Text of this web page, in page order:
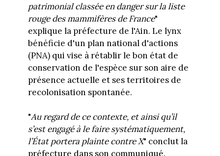
patrimonial classée en danger sur la liste
rouge des mammifères de France"
explique la préfecture de l'Ain. Le lynx
bénéficie d'un plan national d'actions
(PNA) qui vise à rétablir le bon état de
conservation de l'espèce sur son aire de
présence actuelle et ses territoires de
recolonisation spontanée.
"Au regard de ce contexte, et ainsi qu’il
s’est engagé à le faire systématiquement,
l’État portera plainte contre X" conclut la
préfecture dans son communiqué.